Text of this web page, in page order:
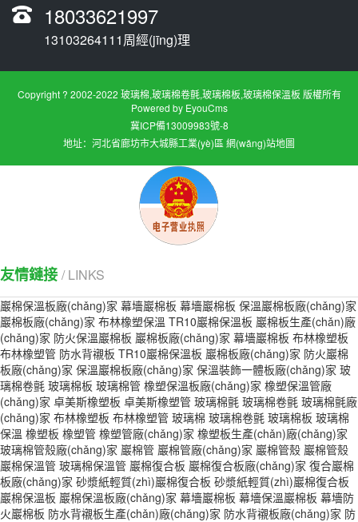
18033621997
13103264111周經(jīng)理
Copyright ? 2002-2022 玻璃棉,玻璃棉卷氈,玻璃棉板,玻璃棉保溫板 版權所有
Powered by EyouCms
冀ICP備13009983號-8
地址：河北省廊坊市大城縣工業(yè)區 網(wǎng)站地圖
友情鏈接 / LINKS
巖棉保溫板廠(chǎng)家 幕墻巖棉板 幕墻巖棉板 保溫巖棉板廠(chǎng)家
巖棉板廠(chǎng)家 布林橡塑保溫 TR10巖棉保溫板 巖棉板生產(chǎn)廠
(chǎng)家 防火保溫巖棉板 巖棉板廠(chǎng)家 幕墻巖棉板 布林橡塑板
布林橡塑管 防水背襯板 TR10巖棉保溫板 巖棉板廠(chǎng)家 防火巖棉
板廠(chǎng)家 保溫巖棉板廠(chǎng)家 保溫裝飾一體板廠(chǎng)家 玻
璃棉卷氈 玻璃棉板 玻璃棉管 橡塑保溫板廠(chǎng)家 橡塑保溫管廠
(chǎng)家 卓美斯橡塑板 卓美斯橡塑管 玻璃棉氈 玻璃棉卷氈 玻璃棉氈廠
(chǎng)家 布林橡塑板 布林橡塑管 玻璃棉 玻璃棉卷氈 玻璃棉板 玻璃棉
保溫 橡塑板 橡塑管 橡塑管廠(chǎng)家 橡塑板生產(chǎn)廠(chǎng)家
玻璃棉管殼廠(chǎng)家 巖棉管 巖棉管廠(chǎng)家 巖棉管殼 巖棉管殼
巖棉保溫管 玻璃棉保溫管 巖棉復合板 巖棉復合板廠(chǎng)家 復合巖棉
板廠(chǎng)家 砂漿紙輕質(zhì)巖棉復合板 砂漿紙輕質(zhì)巖棉復合板
巖棉保溫板 巖棉保溫板廠(chǎng)家 幕墻巖棉板 幕墻保溫巖棉板 幕墻防
火巖棉板 防水背襯板生產(chǎn)廠(chǎng)家 防水背襯板廠(chǎng)家 防